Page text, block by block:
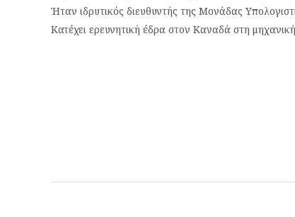
Ήταν ιδρυτικός διευθυντής της Μονάδας
Κατέχει ερευνητική έδρα στον Καναδά στη